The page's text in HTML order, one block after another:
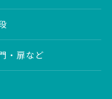
・扉など